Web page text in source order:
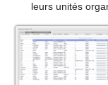
leurs unités